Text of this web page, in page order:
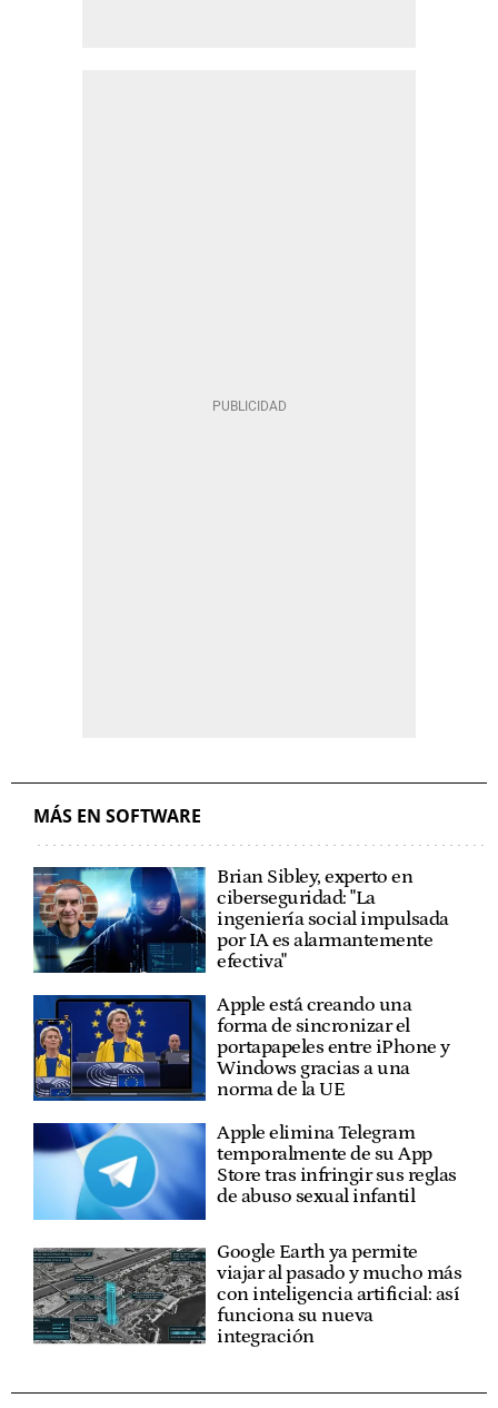
MÁS EN SOFTWARE
Brian Sibley, experto en
ciberseguridad: "La
ingeniería social impulsada
por IA es alarmantemente
efectiva"
Apple está creando una
forma de sincronizar el
portapapeles entre iPhone y
Windows gracias a una
norma de la UE
Apple elimina Telegram
temporalmente de su App
Store tras infringir sus reglas
de abuso sexual infantil
Google Earth ya permite
viajar al pasado y mucho más
con inteligencia artificial: así
funciona su nueva
integración